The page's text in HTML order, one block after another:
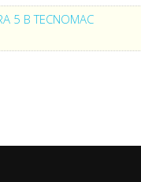
5 B TECNOMAC